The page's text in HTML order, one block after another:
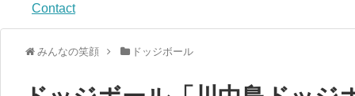
Contact
みんなの笑顔 ドッジボール